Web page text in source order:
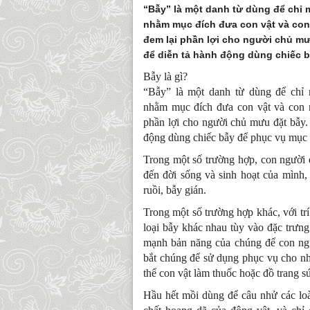
“Bẫy” là một danh từ dùng để
nhằm mục đích đưa con vật và
đem lại phần lợi cho người chủ
để diễn tả hành động dùng chiếc
Bẫy là gì?
“Bẫy” là một danh từ dùng để
nhằm mục đích đưa con vật và
phần lợi cho người chủ mưu đặt
động dùng chiếc bẫy để phục vụ
Trong một số trường hợp, con người
đến đời sống và sinh hoạt của
ruồi, bẫy gián.
Trong một số trường hợp khác, với
loại bẫy khác nhau tùy vào đặc
mạnh bản năng của chúng để con
bắt chúng để sử dụng phục vụ cho
thể con vật làm thuốc hoặc đồ trang
Hầu hết mồi dùng để câu nhử các